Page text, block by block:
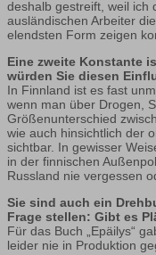
deshalb gestreift, weil ich
ausländischen Arbeiter
elendsten Form zeigen
Eine zweite Konstante
würden Sie diesen
In Finnland ist es fast
wenn man über Drogen,
Größenunterschied
wie auch hinsichtlich der
sichtbar. In gewisser
in der finnischen
Russland nie vergessen
Sie sind auch ein
Frage stellen: Gibt es
Für das Buch „Epäilys“
leider nie in Produktion